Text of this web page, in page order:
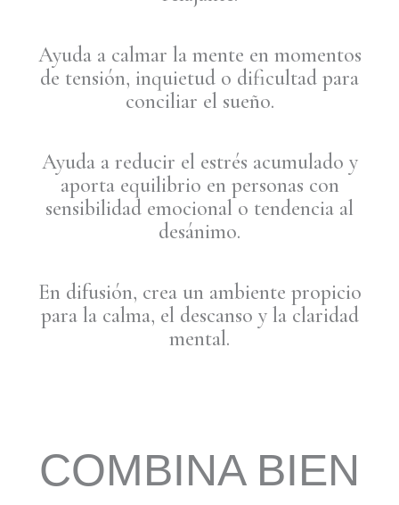
Ayuda a calmar la mente en momentos
de tensión, inquietud o dificultad para
conciliar el sueño.
Ayuda a reducir el estrés acumulado y
aporta equilibrio en personas con
sensibilidad emocional o tendencia al
desánimo.
En difusión, crea un ambiente propicio
para la calma, el descanso y la claridad
mental.
COMBINA BIEN